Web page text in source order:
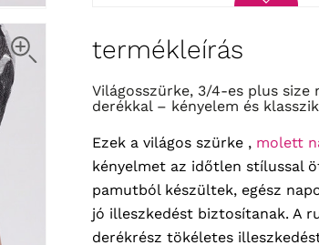
termékleírás
Világosszürke, 3/4-es plus size nadrág rugalmas
derékkal – kényelem és
Ezek a világos szürke , molett
kényelmet az időtlen stílussal
pamutból készültek, egész
jó illeszkedést biztosítanak. A
derékrész tökéletes